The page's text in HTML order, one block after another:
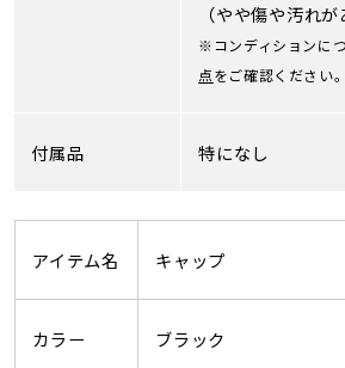
（やや傷や汚れが
※コンディションに
点をご確認ください。
付属品 特になし
アイテム名 キャップ
カラー ブラック